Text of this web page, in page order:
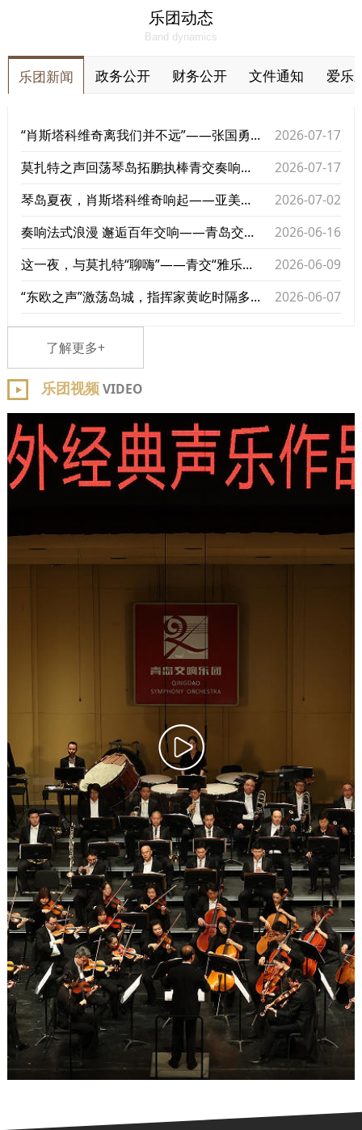
乐团动态
Band dynamics
乐团新闻 政务公开 财务公开 文件通知 爱乐
“肖斯塔科维奇离我们并不远”——张国勇执棒青交专场 郭翔回乡献演
2026-07-17
莫扎特之声回荡琴岛拓鹏执棒青交奏响百年经典
2026-07-17
琴岛夏夜，肖斯塔科维奇响起——亚美尼亚指挥爱德华·托普奇扬执棒青交奏响纪念之声
2026-07-02
奏响法式浪漫 邂逅百年交响——青岛交响乐团专场音乐会倾情演绎法国作品
2026-06-16
这一夜，与莫扎特“聊嗨”——青交“雅乐惠民”专场音乐会奏响夏夜
2026-06-09
“东欧之声”激荡岛城，指挥家黄屹时隔多年再度执棒青交
2026-06-07
了解更多+
乐团视频VIDEO